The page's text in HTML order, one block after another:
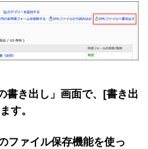
書き出し」画面で、[書き出
す。
ファイル保存機能を使っ